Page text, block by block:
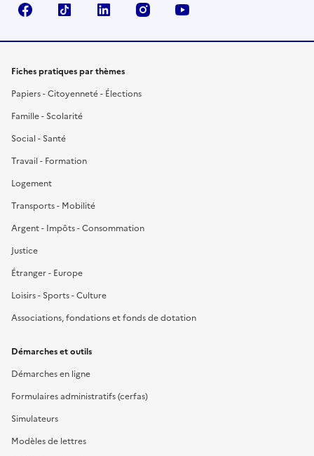
FacebookTikTok LinkedIn Instagram
Fiches pratiques par thèmes
Papiers - Citoyenneté - Élections
Famille - Scolarité
Social - Santé
Travail - Formation
Logement
Transports - Mobilité
Argent - Impôts - Consommation
Justice
Étranger - Europe
Loisirs - Sports - Culture
Associations, fondations et fonds de dotation
Démarches et outils
Démarches en ligne
Formulaires administratifs (cerfas)
Simulateurs
Modèles de lettres